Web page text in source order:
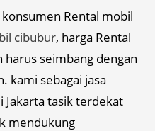
Rental mobil
cibubur, harga Rental
seimbang dengan
kami sebagai jasa
Jakarta tasik terdekat
mendukung